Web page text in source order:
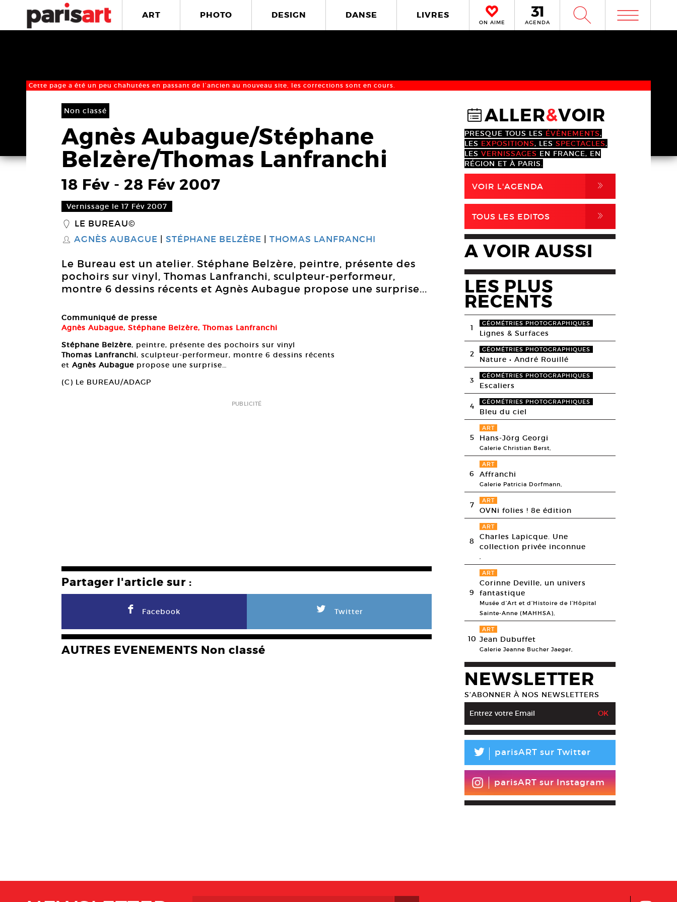
ART PHOTO DESIGN DANSE LIVRES
ON AIME AGENDA W m
Cette page a été un peu chahutées en passant de l’ancien au nouveau site, les corrections sont en cours.
Non classé
Agnès Aubague/Stéphane
Belzère/Thomas Lanfranchi
18 Fév - 28 Fév 2007
Vernissage le 17 Fév 2007
_ LE BUREAU©
S AGNÈS AUBAGUE STÉPHANE BELZÈRE THOMAS LANFRANCHI
Le Bureau est un atelier. Stéphane Belzère, peintre, présente des
pochoirs sur vinyl, Thomas Lanfranchi, sculpteur-performeur,
montre 6 dessins récents et Agnès Aubague propose une surprise...
Communiqué de presse
Agnès Aubague, Stéphane Belzère, Thomas Lanfranchi
Stéphane Belzère, peintre, présente des pochoirs sur vinyl
Thomas Lanfranchi, sculpteur-performeur, montre 6 dessins récents
et Agnès Aubague propose une surprise…
(C) Le BUREAU/ADAGP
PUBLICITÉ
Partager l'article sur :
F Facebook L Twitter
AUTRES EVENEMENTS Non classé
@ALLER&VOIR
PRESQUE TOUS LES ÉVÈNEMENTS,
LES EXPOSITIONS, LES SPECTACLES,
LES VERNISSAGES EN FRANCE, EN
RÉGION ET À PARIS.
VOIR L'AGENDA ,
TOUS LES EDITOS ,
A VOIR AUSSI
LES PLUS
RECENTS
1 GÉOMÉTRIES PHOTOGRAPHIQUES
Lignes & Surfaces
2 GÉOMÉTRIES PHOTOGRAPHIQUES
Nature • André Rouillé
3 GÉOMÉTRIES PHOTOGRAPHIQUES
Escaliers
4 GÉOMÉTRIES PHOTOGRAPHIQUES
Bleu du ciel
5
ART
Hans-Jörg Georgi
Galerie Christian Berst,
6
ART
Affranchi
Galerie Patricia Dorfmann,
7 ART
OVNi folies ! 8e édition
8
ART
Charles Lapicque. Une
collection privée inconnue
,
9
ART
Corinne Deville, un univers
fantastique
Musée d’Art et d’Histoire de l’Hôpital
Sainte-Anne (MAHHSA),
10
ART
Jean Dubuffet
Galerie Jeanne Bucher Jaeger,
NEWSLETTER
S’ABONNER À NOS NEWSLETTERS
L parisART sur Twitter
parisART sur Instagram